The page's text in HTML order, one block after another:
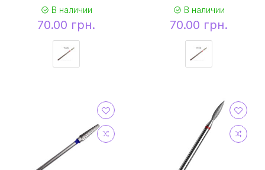
В наличии
70.00 грн.
В наличии
70.00 грн.